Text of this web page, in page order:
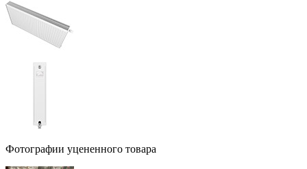
Фотографии уцененного товара